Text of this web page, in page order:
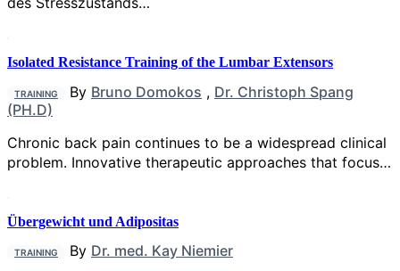
Isolated Resistance Training of the Lumbar Extensors
TRAINING By Bruno Domokos , Dr. Christoph Spang
(PH.D)
Chronic back pain continues to be a widespread clinical
problem. Innovative therapeutic approaches that focus…
Übergewicht und Adipositas
TRAINING By Dr. med. Kay Niemier